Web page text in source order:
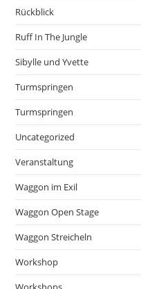
Rückblick
Ruff In The Jungle
Sibylle und Yvette
Turmspringen
Turmspringen
Uncategorized
Veranstaltung
Waggon im Exil
Waggon Open Stage
Waggon Streicheln
Workshop